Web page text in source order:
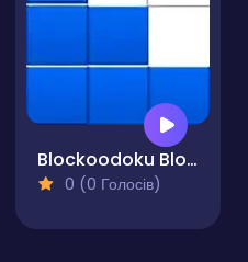
Blockoodoku Block Puzzle
0 (0 Голосів)